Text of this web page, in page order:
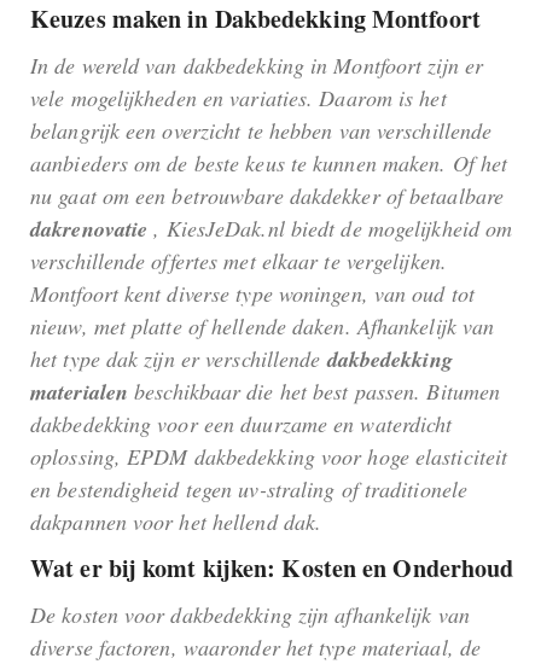
Keuzes maken in Dakbedekking Montfoort
In de wereld van dakbedekking in Montfoort zijn er
vele mogelijkheden en variaties. Daarom is het
belangrijk een overzicht te hebben van verschillende
aanbieders om de beste keus te kunnen maken. Of het
nu gaat om een betrouwbare dakdekker of betaalbare
dakrenovatie , KiesJeDak.nl biedt de mogelijkheid om
verschillende offertes met elkaar te vergelijken.
Montfoort kent diverse type woningen, van oud tot
nieuw, met platte of hellende daken. Afhankelijk van
het type dak zijn er verschillendedakbedekking
materialen beschikbaar die het best passen. Bitumen
dakbedekking voor een duurzame en waterdicht
oplossing, EPDM dakbedekking voor hoge elasticiteit
en bestendigheid tegen uv-straling of traditionele
dakpannen voor het hellend dak.
Wat er bij komt kijken: Kosten en Onderhoud
De kosten voor dakbedekking zijn afhankelijk van
diverse factoren, waaronder het type materiaal, de